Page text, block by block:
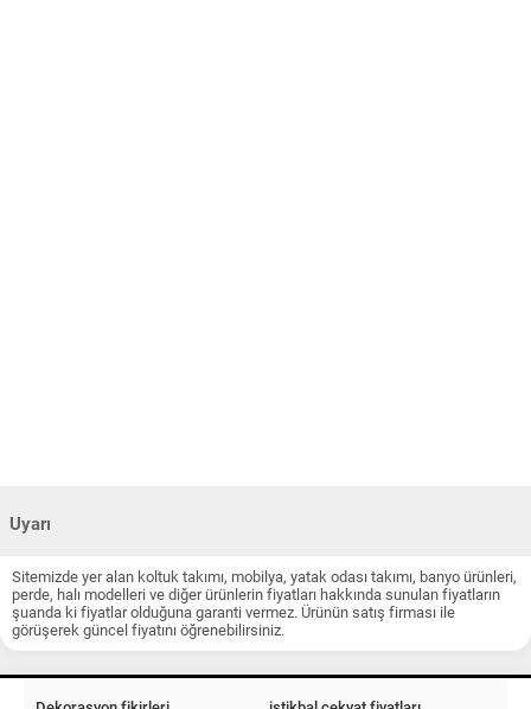
Uyarı
Sitemizde yer alan koltuk takımı, mobilya, yatak odası takımı, banyo ürünleri,
perde, halı modelleri ve diğer ürünlerin fiyatları hakkında sunulan fiyatların
şuanda ki fiyatlar olduğuna garanti vermez. Ürünün satış firması ile
görüşerek güncel fiyatını öğrenebilirsiniz.